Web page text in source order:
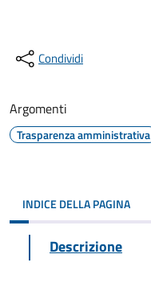
Condividi
Argomenti
Trasparenza amministrativa
INDICE DELLA PAGINA
Descrizione